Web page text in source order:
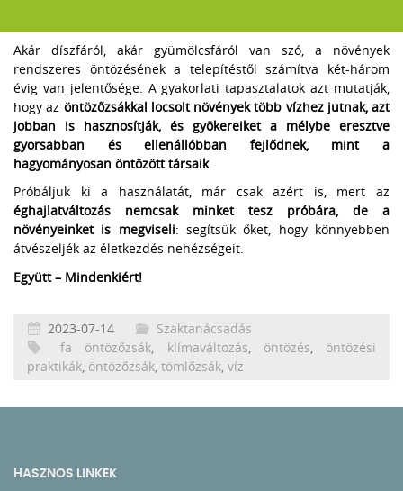
Akár díszfáról, akár gyümölcsfáról van szó, a növények
rendszeres öntözésének a telepítéstől számítva két-három
évig van jelentősége. A gyakorlati tapasztalatok azt mutatják,
hogy az öntözőzsákkal locsolt növények több vízhez jutnak, azt
jobban is hasznosítják, és gyökereiket a mélybe eresztve
gyorsabban és ellenállóbban fejlődnek, mint a
hagyományosan öntözött társaik.
Próbáljuk ki a használatát, már csak azért is, mert az
éghajlatváltozás nemcsak minket tesz próbára, de a
növényeinket is megviseli: segítsük őket, hogy könnyebben
átvészeljék az életkezdés nehézségeit.
Együtt – Mindenkiért!
2023-07-14
Szaktanácsadás
fa öntözőzsák, klímaváltozás, öntözés, öntözési
praktikák, öntözőzsák, tömlőzsák, víz
HASZNOS LINKEK